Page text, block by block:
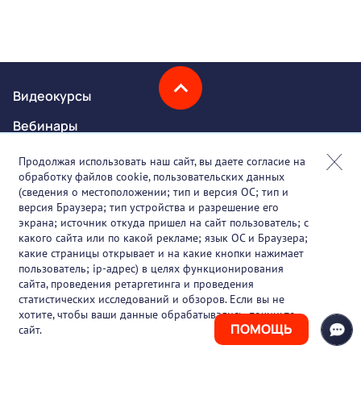
ПОМОЩЬ
Видеокурсы
Вебинары
Онлайн-события
Партнеры
О проекте
Вакансии
Блог
Контакты
Продолжая использовать наш сайт, вы даете согласие на
обработку файлов cookie, пользовательских данных
(сведения о местоположении; тип и версия ОС; тип и
версия Браузера; тип устройства и разрешение его
экрана; источник откуда пришел на сайт пользователь; с
какого сайта или по какой рекламе; язык ОС и Браузера;
какие страницы открывает и на какие кнопки нажимает
пользователь; ip-адрес) в целях функционирования
сайта, проведения ретаргетинга и проведения
статистических исследований и обзоров. Если вы не
хотите, чтобы ваши данные обрабатывались, покиньте
сайт.